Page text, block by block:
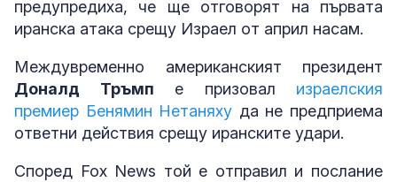
предупредиха, че ще отговорят на първата
иранска атака срещу Израел от април насам.
Междувременно американският президент
Доналд Тръмп е призовал израелския
премиер Бенямин Нетаняху да не предприема
ответни действия срещу иранските удари.
Според Fox News той е отправил и послание